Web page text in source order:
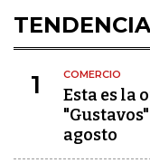
1 COMERCIO
Esta es la
agosto